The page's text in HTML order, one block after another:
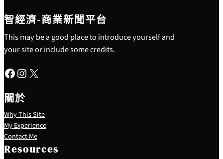
智經濟-商業新聞平台
This may be a good place to introduce yourself and
your site or include some credits.
Facebook Instagram X
關於
Why This Site
My Experience
Contact Me
Resources